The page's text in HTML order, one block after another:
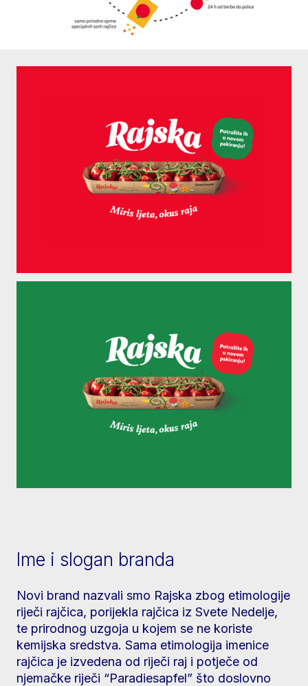
Ime i slogan branda
Novi brand nazvali smo Rajska zbog etimologije
riječi rajčica, porijekla rajčica iz Svete Nedelje,
te prirodnog uzgoja u kojem se ne koriste
kemijska sredstva. Sama etimologija imenice
rajčica je izvedena od riječi raj i potječe od
njemačke riječi “Paradiesapfel” što doslovno